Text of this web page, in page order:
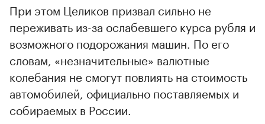
При этом Целиков призвал сильно не
переживать из-за ослабевшего курса рубля и
возможного подорожания машин. По его
словам, «незначительные» валютные
колебания не смогут повлиять на стоимость
автомобилей, официально поставляемых и
собираемых в России.